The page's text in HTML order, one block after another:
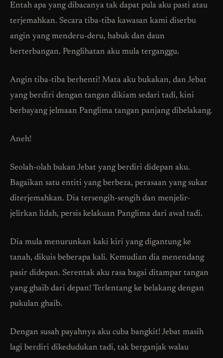
Entah apa yang dibacanya tak dapat pula aku pasti atau
terjemahkan. Secara tiba-tiba kawasan kami diserbu
angin yang menderu-deru, habuk dan daun
berterbangan. Penglihatan aku mula terganggu.
Angin tiba-tiba berhenti! Mata aku bukakan, dan Jebat
yang berdiri dengan tangan dikiam sedari tadi, kini
berbayang jelmaan Panglima tangan panjang dibelakang.
Aneh!
Seolah-olah bukan Jebat yang berdiri didepan aku.
Bagaikan satu entiti yang berbeza, perasaan yang sukar
diterjemahkan. Dia tersengih-sengih dan menjelir-
jelirkan lidah, persis kelakuan Panglima dari awal tadi.
Dia mula menurunkan kaki kiri yang digantung ke
tanah, dikuis beberapa kali. Kemudian dia menendang
pasir didepan. Serentak aku rasa bagai ditampar tangan
yang ghaib dari depan! Terlentang ke belakang dengan
pukulan ghaib.
Dengan susah payahnya aku cuba bangkit! Jebat masih
lagi berdiri dikedudukan tadi, tak berganjak walau